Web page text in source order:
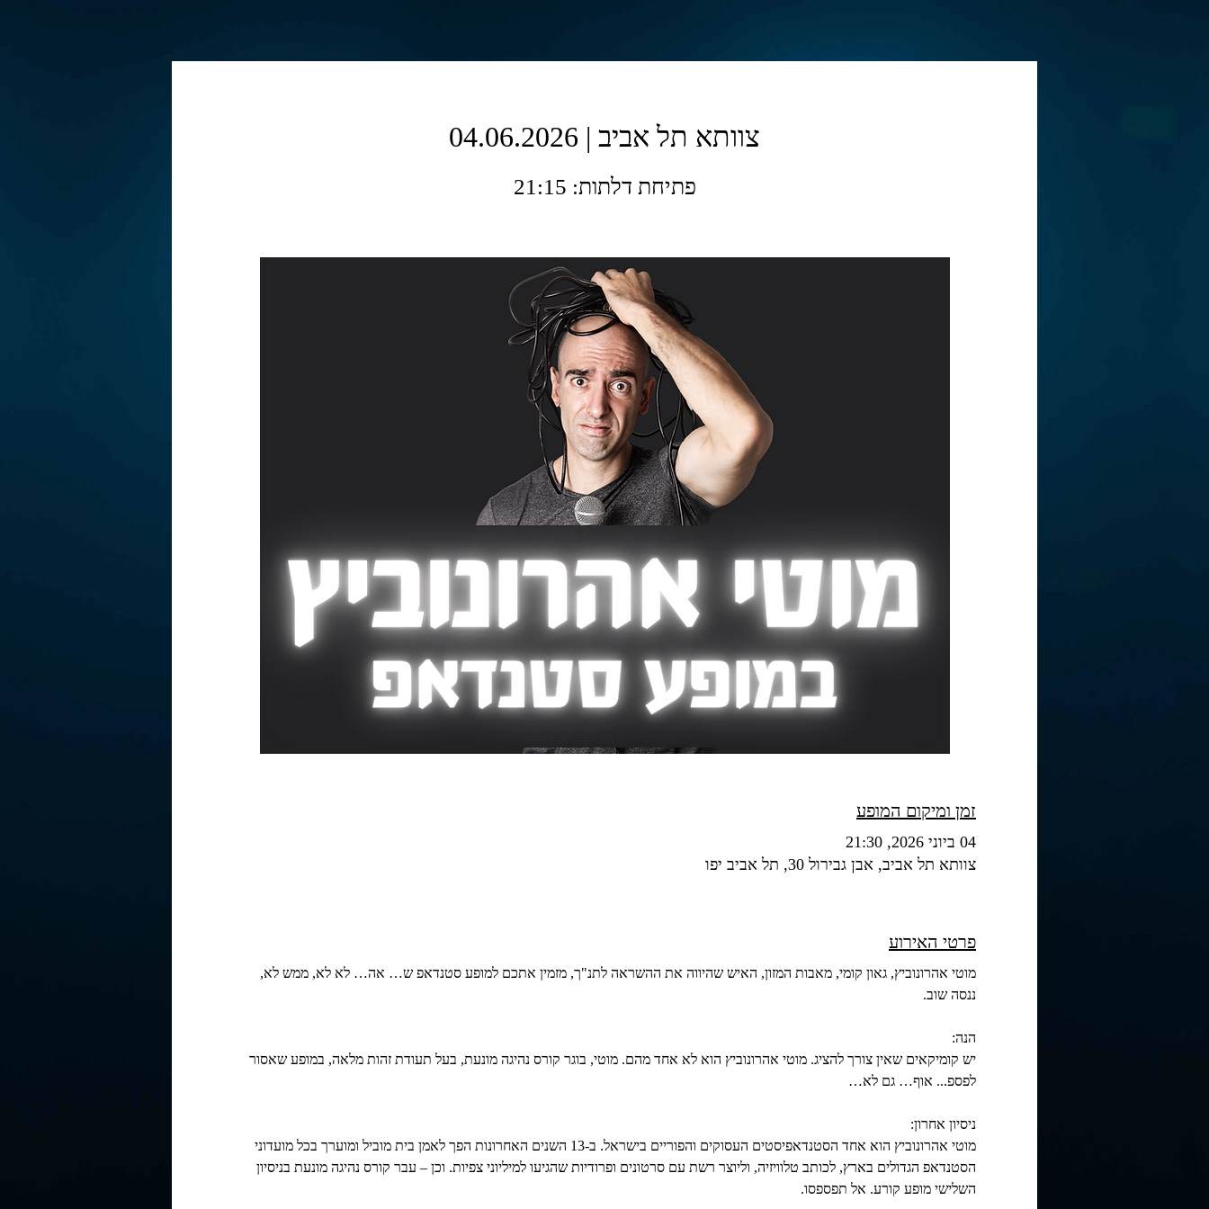
צוותא תל אביב | 04.06.2026
פתיחת דלתות: 21:15
זמן ומיקום המופע
04 ביוני 2026, 21:30
צוותא תל אביב, אבן גבירול 30, תל אביב יפו
פרטי האירוע
מוטי אהרונוביץ, גאון קומי, מאבות המזון, האיש שהיווה את ההשראה לתנ"ך, מזמין אתכם למופע סטנדאפ ש… אה… לא לא, ממש לא,
ננסה שוב.
הנה:
יש קומיקאים שאין צורך להציג. מוטי אהרונוביץ הוא לא אחד מהם. מוטי, בוגר קורס נהיגה מונעת, בעל תעודת זהות מלאה, במופע שאסור
לפספ... אוף… גם לא…
ניסיון אחרון:
מוטי אהרונוביץ הוא אחד הסטנדאפיסטים העסוקים והפוריים בישראל. ב-13 השנים האחרונות הפך לאמן בית מוביל ומוערך בכל מועדוני
הסטנדאפ הגדולים בארץ, לכותב טלוויזיה, וליוצר רשת עם סרטונים ופרודיות שהגיעו למיליוני צפיות. וכן – עבר קורס נהיגה מונעת בניסיון
השלישי מופע קורע. אל תפספסו.